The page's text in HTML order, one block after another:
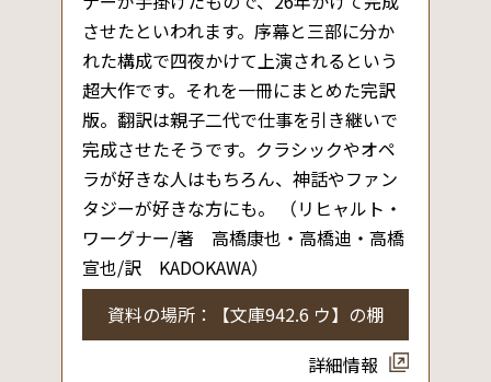
させたといわれます。序幕と三部に分か
れた構成で四夜かけて上演されるという
超大作です。それを一冊にまとめた完訳
版。翻訳は親子二代で仕事を引き継いで
完成させたそうです。クラシックやオペ
ラが好きな人はもちろん、神話やファン
タジーが好きな方にも。 （リヒャルト・
ワーグナー/著 高橋康也・高橋迪・高橋
宣也/訳 KADOKAWA）
資料の場所：【文庫942.6 ウ】の棚
詳細情報